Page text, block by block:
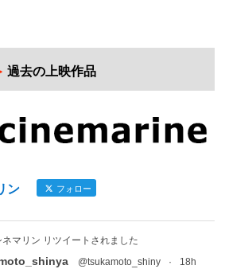
過去の上映作品
ン フォロー
ネマリン リツイートされました
@tsukamoto_shiny · 18h